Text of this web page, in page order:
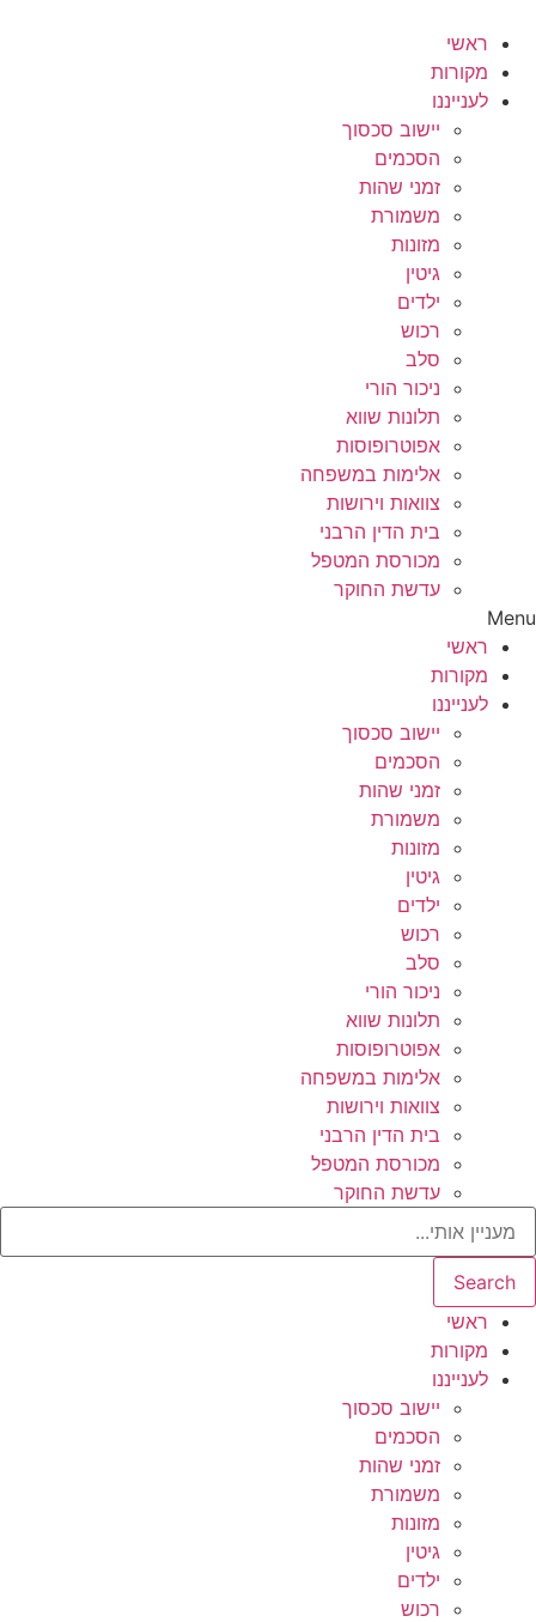
לתוכן
ראשי
מקורות
לענייננו
יישוב סכסוך
הסכמים
זמני שהות
משמורת
מזונות
גיטין
ילדים
רכוש
סלב
ניכור הורי
תלונות שווא
אפוטרופוסות
אלימות במשפחה
צוואות וירושות
בית הדין הרבני
מכורסת המטפל
עדשת החוקר
Menu
ראשי
מקורות
לענייננו
יישוב סכסוך
הסכמים
זמני שהות
משמורת
מזונות
גיטין
ילדים
רכוש
סלב
ניכור הורי
תלונות שווא
אפוטרופוסות
אלימות במשפחה
צוואות וירושות
בית הדין הרבני
מכורסת המטפל
עדשת החוקר
Search
ראשי
מקורות
לענייננו
יישוב סכסוך
הסכמים
זמני שהות
משמורת
מזונות
גיטין
ילדים
רכוש